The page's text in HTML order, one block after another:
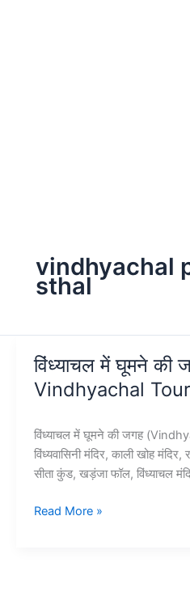
vindhyachal
sthal
विंध्याचल में घूमने की
Vindhyachal
विंध्याचल में घूमने की जगह
विंध्यवासिनी मंदिर, काली खोह
सीता कुंड, खड़ंजा फॉल, विंध्याचल
विंध्याचल
Read More »